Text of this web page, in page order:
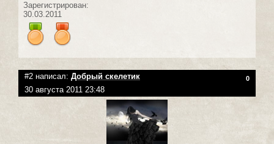
Зарегистрирован:
30.03.2011
#2 написал: Добрый скелетик 0
30 августа 2011 23:48